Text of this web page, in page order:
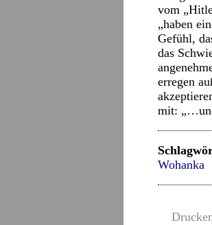
vom
„haben
Gefühl,
das
erregen
mit:
Wohanka